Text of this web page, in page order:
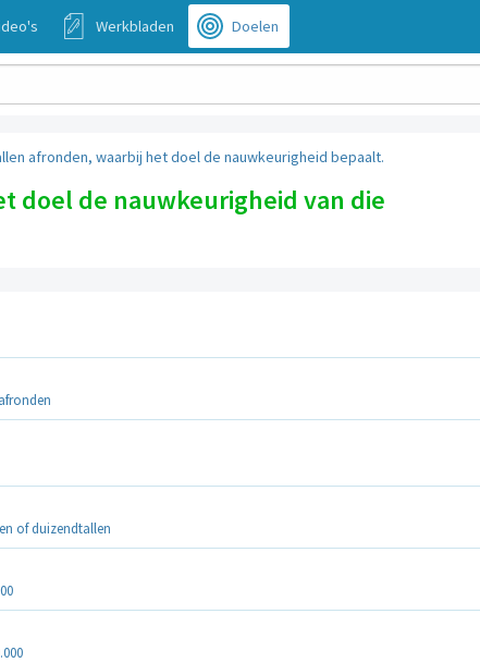
Werkbladen Doelen
afronden, waarbij het doel de nauwkeurigheid bepaalt.
doel de nauwkeurigheid van die
of duizendtallen